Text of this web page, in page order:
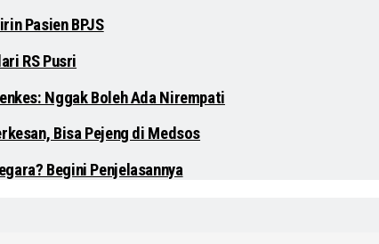
Pasien BPJS
RS Pusri
Nggak Boleh Ada Nirempati
Bisa Pejeng di Medsos
Begini Penjelasannya